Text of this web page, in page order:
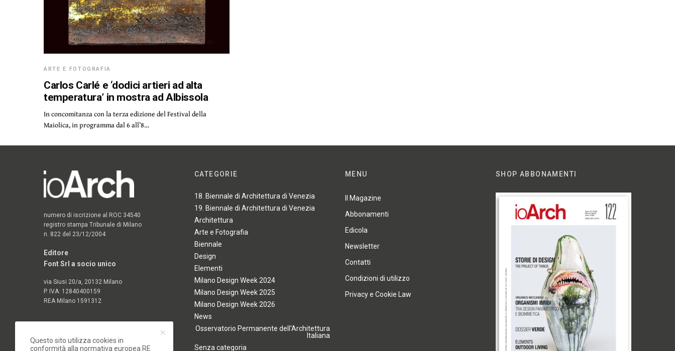
ARTE E FOTOGRAFIA
Carlos Carlé e ‘dodici artieri ad alta
temperatura’ in mostra ad Albissola
In concomitanza con la terza edizione del Festival della
Maiolica, in programma dal 6 all’8…
numero di iscrizione al ROC 34540
registro stampa Tribunale di Milano
n. 822 del 23/12/2004
Editore
Font Srl a socio unico
via Siusi 20/a, 20132 Milano
P. IVA: 12840400159
REA Milano 1591312
CATEGORIE
18. Biennale di Architettura di Venezia
19. Biennale di Architettura di Venezia
Architettura
Arte e Fotografia
Biennale
Design
Elementi
Milano Design Week 2024
Milano Design Week 2025
Milano Design Week 2026
News
Osservatorio Permanente dell'Architettura
Italiana
Senza categoria
MENU
Il Magazine
Abbonamenti
Edicola
Newsletter
Contatti
Condizioni di utilizzo
Privacy e Cookie Law
SHOP ABBONAMENTI
Questo sito utilizza cookies in
conformità alla normativa europea RE